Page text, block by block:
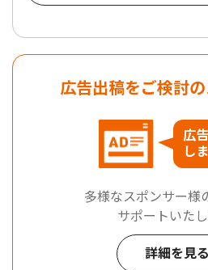
広告出稿をご検討
広
し
多様なスポンサー様
サポートいたし
詳細を見る